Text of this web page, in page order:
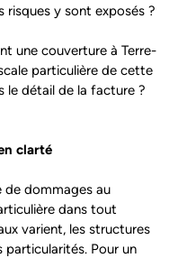
y sont exposés ?
une couverture à Terre-
particulière de cette
le détail de la facture ?
clarté
de dommages au
dans tout
varient, les structures
Pour un